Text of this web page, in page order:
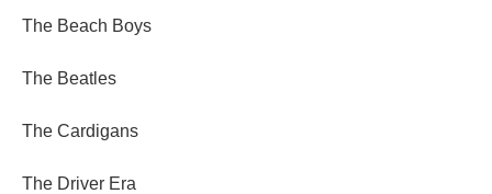
The Beach Boys
The Beatles
The Cardigans
The Driver Era